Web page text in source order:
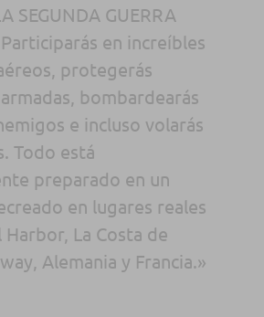
SEGUNDA GUERRA
en increíbles
protegerás
bombardearás
e incluso volarás
Todo está
preparado en un
en lugares reales
Harbor, La Costa de
Alemania y Francia.»